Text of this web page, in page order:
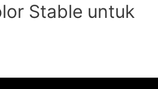
Stable untuk